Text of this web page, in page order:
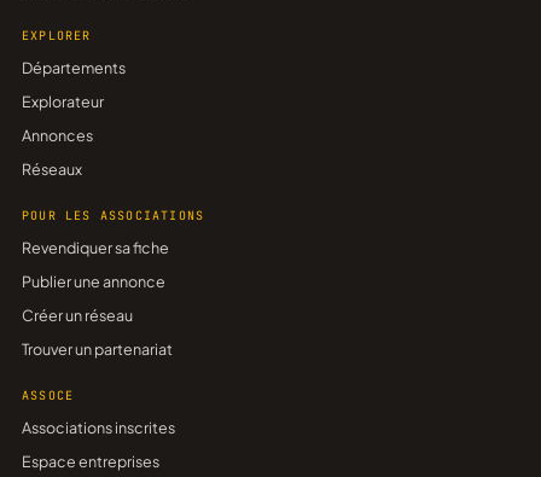
EXPLORER
Départements
Explorateur
Annonces
Réseaux
POUR LES ASSOCIATIONS
Revendiquer sa fiche
Publier une annonce
Créer un réseau
Trouver un partenariat
ASSOCE
Associations inscrites
Espace entreprises